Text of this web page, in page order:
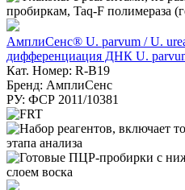
АмплиСенс® U. parvum / U.
дифференциация ДНК U.
Кат. Номер: R-B19
Бренд: АмплиСенс
РУ: ФСР 2011/10381